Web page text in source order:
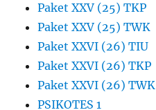
Paket XXV (25) TKP
Paket XXV (25) TWK
Paket XXVI (26) TIU
Paket XXVI (26) TKP
Paket XXVI (26) TWK
PSIKOTES 1